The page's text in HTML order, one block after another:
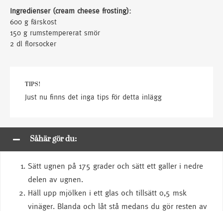
Ingredienser (cream cheese frosting):
600 g färskost
150 g rumstempererat smör
2 dl florsocker
TIPS!
Just nu finns det inga tips för detta inlägg
Såhär gör du:
Sätt ugnen på 175 grader och sätt ett galler i nedre
delen av ugnen.
Häll upp mjölken i ett glas och tillsätt 0,5 msk
vinäger. Blanda och låt stå medans du gör resten av